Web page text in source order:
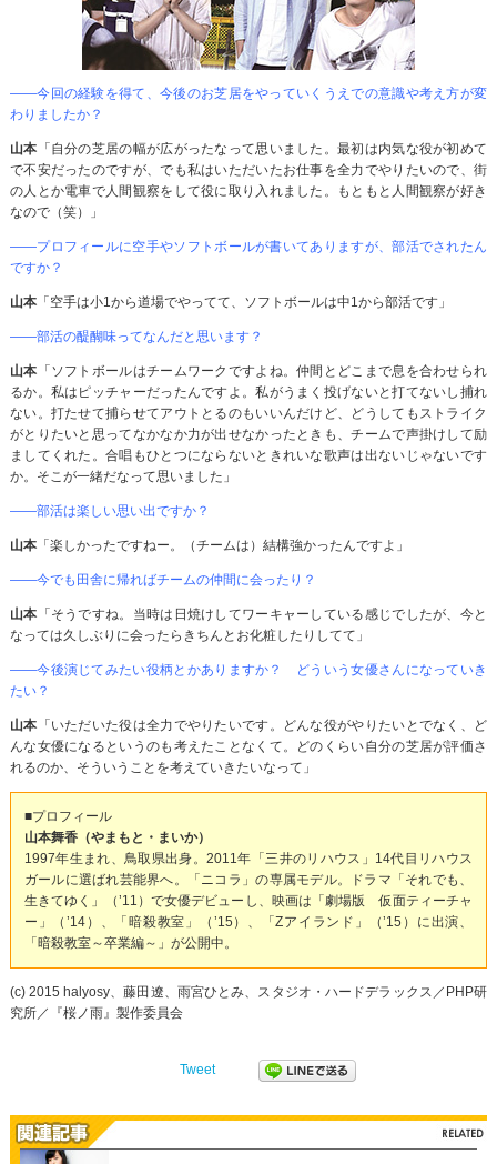
――今回の経験を得て、今後のお芝居をやっていくうえでの意識や考え方が変
わりましたか？
山本 「自分の芝居の幅が広がったなって思いました。最初は内気な役が初めて
で不安だったのですが、でも私はいただいたお仕事を全力でやりたいので、街
の人とか電車で人間観察をして役に取り入れました。もともと人間観察が好き
なので（笑）」
――プロフィールに空手やソフトボールが書いてありますが、部活でされたん
ですか？
山本「空手は小1から道場でやってて、ソフトボールは中1から部活です」
――部活の醍醐味ってなんだと思います？
山本 「ソフトボールはチームワークですよね。仲間とどこまで息を合わせられ
るか。私はピッチャーだったんですよ。私がうまく投げないと打てないし捕れ
ない。打たせて捕らせてアウトとるのもいいんだけど、どうしてもストライク
がとりたいと思ってなかなか力が出せなかったときも、チームで声掛けして励
ましてくれた。合唱もひとつにならないときれいな歌声は出ないじゃないです
か。そこが一緒だなって思いました」
――部活は楽しい思い出ですか？
山本「楽しかったですねー。（チームは）結構強かったんですよ」
――今でも田舎に帰ればチームの仲間に会ったり？
山本 「そうですね。当時は日焼けしてワーキャーしている感じでしたが、今と
なっては久しぶりに会ったらきちんとお化粧したりしてて」
――今後演じてみたい役柄とかありますか？ どういう女優さんになっていき
たい？
山本 「いただいた役は全力でやりたいです。どんな役がやりたいとでなく、ど
んな女優になるというのも考えたことなくて。どのくらい自分の芝居が評価さ
れるのか、そういうことを考えていきたいなって」
■プロフィール
山本舞香（やまもと・まいか）
1997年生まれ、鳥取県出身。2011年「三井のリハウス」14代目リハウス
ガールに選ばれ芸能界へ。「ニコラ」の専属モデル。ドラマ「それでも、
生きてゆく」（’11）で女優デビューし、映画は「劇場版 仮面ティーチャ
ー」（’14）、「暗殺教室」（’15）、「Zアイランド」（’15）に出演、
「暗殺教室～卒業編～」が公開中。
(c) 2015 halyosy、藤田遼、雨宮ひとみ、スタジオ・ハードデラックス／PHP研
究所／『桜ノ雨』製作委員会
Tweet